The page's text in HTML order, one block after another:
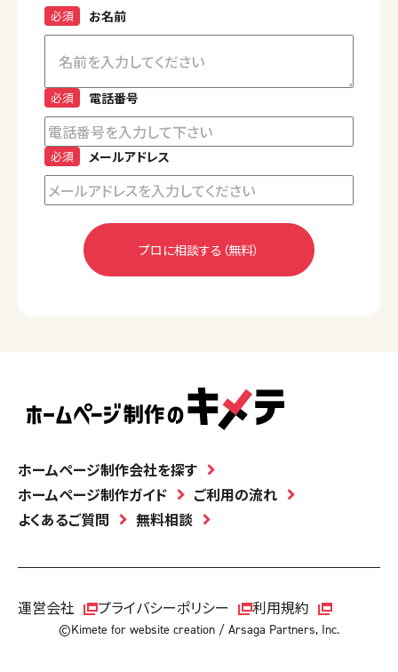
お名前
必須
電話番号
必須
メールアドレス
必須
ホームページ制作会社を探す
ホームページ制作ガイド
ご利用の流れ
よくあるご質問
無料相談
運営会社 プライバシーポリシー 利用規約
©Kimete for website creation / Arsaga Partners, Inc.